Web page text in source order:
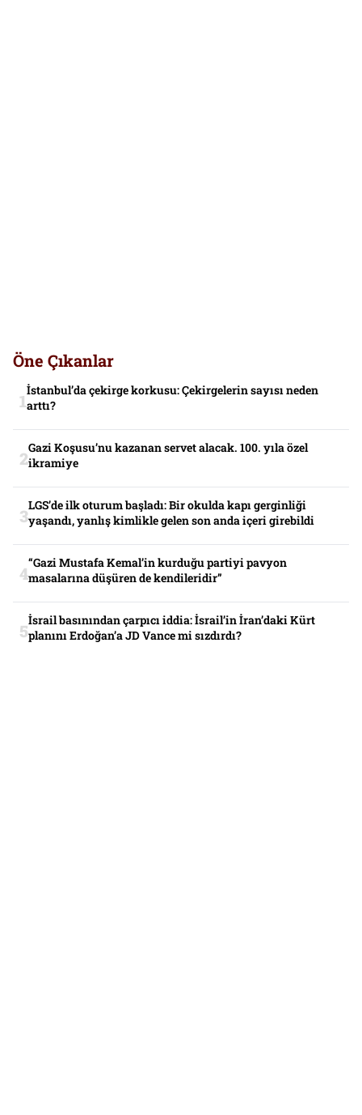
Öne Çıkanlar
İstanbul’da çekirge korkusu: Çekirgelerin sayısı neden
arttı?
Gazi Koşusu’nu kazanan servet alacak. 100. yıla özel
ikramiye
LGS’de ilk oturum başladı: Bir okulda kapı gerginliği
yaşandı, yanlış kimlikle gelen son anda içeri girebildi
“Gazi Mustafa Kemal’in kurduğu partiyi pavyon
masalarına düşüren de kendileridir”
İsrail basınından çarpıcı iddia: İsrail’in İran’daki Kürt
planını Erdoğan’a JD Vance mi sızdırdı?